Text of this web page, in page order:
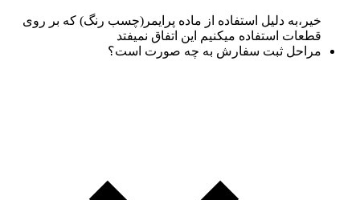
خیر،به دلیل استفاده از ماده پرایمر(چسب رنگ) که بر روی
قطعات استفاده میکنیم این اتفاق نمیفتد
مراحل ثبت سفارش به چه صورت است؟